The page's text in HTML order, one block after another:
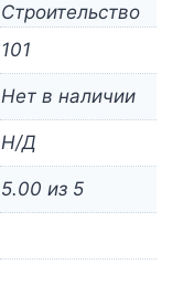
Строительство
101
Нет в наличии
Н/Д
5.00 из 5